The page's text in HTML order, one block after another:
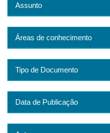
Assunto
Áreas de conhecimento
Tipo de Documento
Data de Publicação